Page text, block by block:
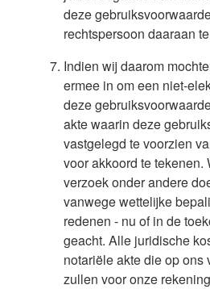
deze
rechtspersoon daaraan
Indien wij daarom
ermee in om een niet-
deze
akte waarin deze
vastgelegd te voorzien
voor akkoord te
verzoek onder andere
vanwege wettelijke
redenen - nu of in de
geacht. Alle juridische
notariële akte die op ons
zullen voor onze